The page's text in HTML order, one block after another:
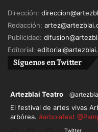
Dirección:
Redacción:
Publicidad:
Editorial:
Síguenos en Twitter
Artezblai Teatro
El festival de artes vivas
arbórea. #arbolafest